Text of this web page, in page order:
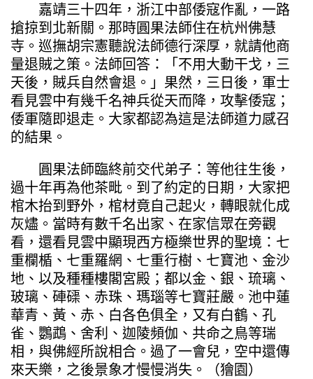
嘉靖三十四年，浙江中部倭寇作亂，一路
搶掠到北新關。那時圓果法師住在杭州佛慧
寺。巡撫胡宗憲聽說法師德行深厚，就請他商
量退賊之策。法師回答：「不用大動干戈，三
天後，賊兵自然會退。」果然，三日後，軍士
看見雲中有幾千名神兵從天而降，攻擊倭寇；
倭軍隨即退走。大家都認為這是法師道力感召
的結果。
圓果法師臨終前交代弟子：等他往生後，
過十年再為他茶毗。到了約定的日期，大家把
棺木抬到野外，棺材竟自己起火，轉眼就化成
灰燼。當時有數千名出家、在家信眾在旁觀
看，還看見雲中顯現西方極樂世界的聖境：七
重欄楯、七重羅網、七重行樹、七寶池、金沙
地、以及種種樓閣宮殿；都以金、銀、琉璃、
玻璃、硨磲、赤珠、瑪瑙等七寶莊嚴。池中蓮
華青、黃、赤、白各色俱全，又有白鶴、孔
雀、鸚鵡、舍利、迦陵頻伽、共命之鳥等瑞
相，與佛經所說相合。過了一會兒，空中還傳
來天樂，之後景象才慢慢消失。（獪園）